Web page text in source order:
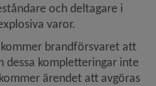
och deltagare i
varor.
brandförsvaret att
dessa kompletteringar inte
ärendet att avgöras